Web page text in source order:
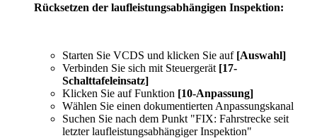
Rücksetzen der laufleistungsabhängigen Inspektion:
Starten Sie VCDS und klicken Sie auf [Auswahl]
Verbinden Sie sich mit Steuergerät [17-
Schalttafeleinsatz]
Klicken Sie auf Funktion [10-Anpassung]
Wählen Sie einen dokumentierten Anpassungskanal
Suchen Sie nach dem Punkt "FIX: Fahrstrecke seit
letzter laufleistungsabhängiger Inspektion"